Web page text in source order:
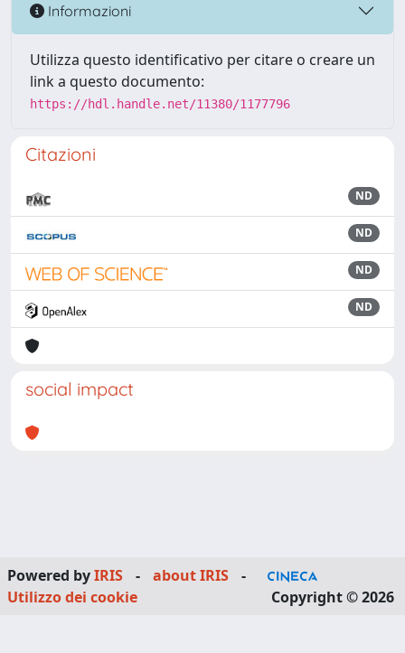
Informazioni
Utilizza questo identificativo per citare o creare un
link a questo documento:
https://hdl.handle.net/11380/1177796
Citazioni
ND
ND
ND
ND
social impact
Powered byIRIS - about IRIS
-
Utilizzo dei cookie
Copyright © 2026